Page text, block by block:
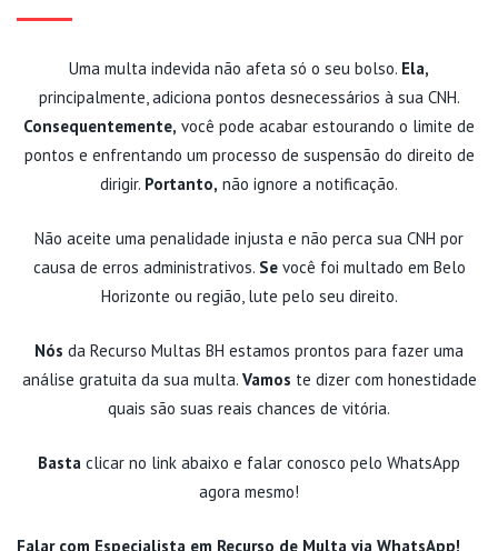
Uma multa indevida não afeta só o seu bolso. Ela,
principalmente, adiciona pontos desnecessários à sua CNH.
Consequentemente, você pode acabar estourando o limite de
pontos e enfrentando um processo de suspensão do direito de
dirigir. Portanto, não ignore a notificação.
Não aceite uma penalidade injusta e não perca sua CNH por
causa de erros administrativos. Sevocê foi multado em Belo
Horizonte ou região, lute pelo seu direito.
Nós da Recurso Multas BH estamos prontos para fazer uma
análise gratuita da sua multa. Vamos te dizer com honestidade
quais são suas reais chances de vitória.
Basta clicar no link abaixo e falar conosco pelo WhatsApp
agora mesmo!
Falar com Especialista em Recurso de Multa via WhatsApp!